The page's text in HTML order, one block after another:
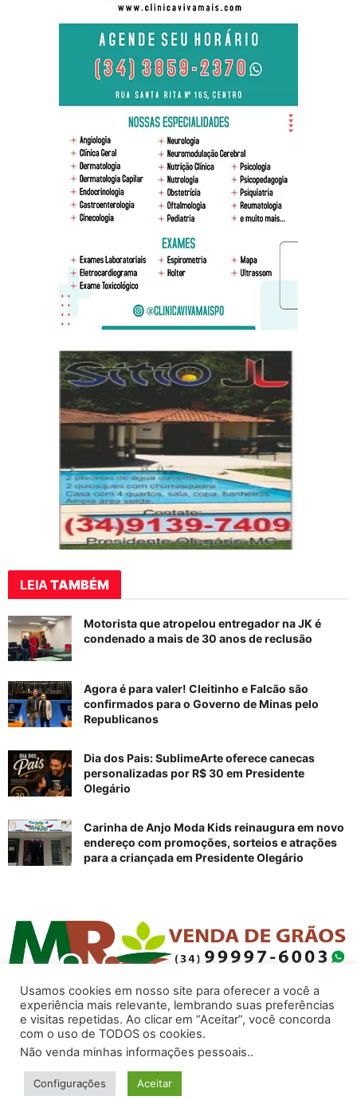
LEIATAMBÉM
Motorista que atropelou entregador na JK é
condenado a mais de 30 anos de reclusão
Agora é para valer! Cleitinho e Falcão são
confirmados para o Governo de Minas pelo
Republicanos
Dia dos Pais: SublimeArte oferece canecas
personalizadas por R$ 30 em Presidente
Olegário
Carinha de Anjo Moda Kids reinaugura em novo
endereço com promoções, sorteios e atrações
para a criançada em Presidente Olegário
PONotícias
- Todos os direitos reservados -
Usamos cookies em nosso site para oferecer a você a
experiência mais relevante, lembrando suas preferências
e visitas repetidas. Ao clicar em “Aceitar”, você concorda
com o uso de TODOS os cookies.
Não venda minhas informações pessoais..
Configurações Aceitar